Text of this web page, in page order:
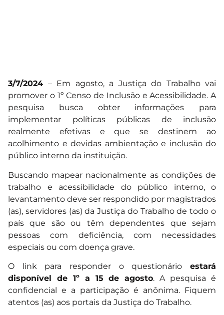
3/7/2024 – Em agosto, a Justiça do Trabalho vai
promover o 1º Censo de Inclusão e Acessibilidade. A
pesquisa busca obter informações para
implementar políticas públicas de inclusão
realmente efetivas e que se destinem ao
acolhimento e devidas ambientação e inclusão do
público interno da instituição.
Buscando mapear nacionalmente as condições de
trabalho e acessibilidade do público interno, o
levantamento deve ser respondido por magistrados
(as), servidores (as) da Justiça do Trabalho de todo o
país que são ou têm dependentes que sejam
pessoas com deficiência, com necessidades
especiais ou com doença grave.
O link para responder o questionário estará
disponível de 1º a 15 de agosto. A pesquisa é
confidencial e a participação é anônima. Fiquem
atentos (as) aos portais da Justiça do Trabalho.